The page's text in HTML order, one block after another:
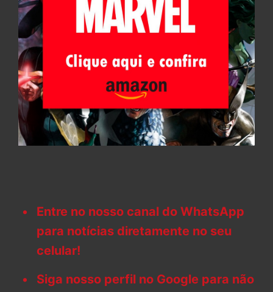
Entre no nosso canal do WhatsApp
para notícias diretamente no seu
celular!
Siga nosso perfil no Google para não